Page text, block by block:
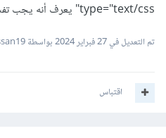
type="text/css" يعرف أنه يجب تفسير الملف كتعليمات CSS
تم التعديل في27 فبراير 2024 بواسطة Mahmoud Hassan19
اقتباس